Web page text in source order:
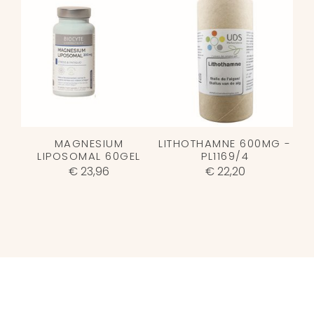
MAGNESIUM
LIPOSOMAL 60GEL
€ 23,96
LITHOTHAMNE 600MG -
PL1169/4
€ 22,20